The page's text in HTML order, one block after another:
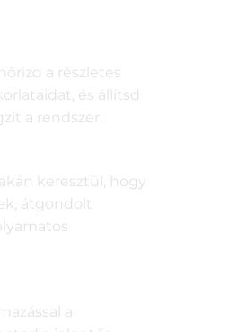
a részletes
és állítsd
a rendszer.
keresztül, hogy
átgondolt
a